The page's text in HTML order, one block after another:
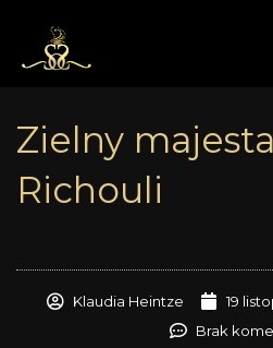
treści
Zielny
Richouli
Klaudia Heintze 19
Brak